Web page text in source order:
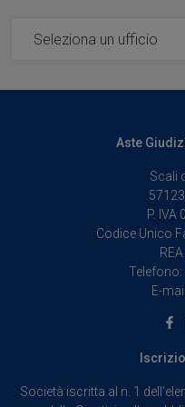
annunci, per fornire
informazioni sul modo in
pubblicità e social
raccolto dal suo utilizzo
Aste
Scali
P.
Codice Unico
Telefono:
E-
Società iscritta al n. 1